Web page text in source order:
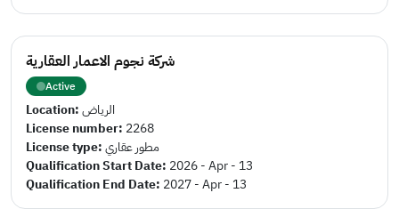
شركة نجوم الاعمار العقارية
Active
Location:الرياض
License number: 2268
License type:مطور عقاري
Qualification Start Date: 2026 - Apr - 13
Qualification End Date: 2027 - Apr - 13